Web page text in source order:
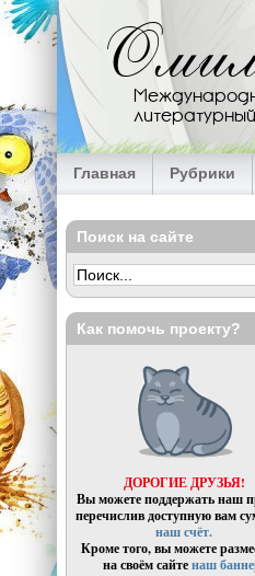
Перейти к основному содержанию
Главная Рубрики
Поиск на сайте
Как помочь проекту?
ДОРОГИЕ ДРУЗЬЯ!
Вы можете поддержать наш
перечислив доступную вам
наш счёт.
Кроме того, вы можете
на своём сайтенаш